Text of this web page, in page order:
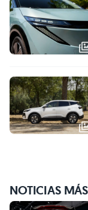
NOTICIAS